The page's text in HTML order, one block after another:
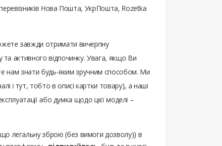
Нова Пошта, УкрПошта, Rozetka
завжди отримати вичерпну
та активного відпочинку. Увага, якщо Ви
нам знати будь-яким зручним способом. Ми
і тут, тобто в описі картки товару), а наші
або думка щодо цієї моделі –
легальну зброю (без вимоги дозволу)) в